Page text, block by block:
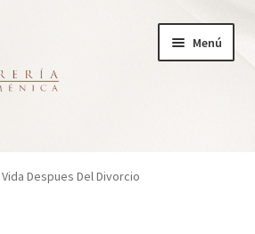
Menú
Vida Despues Del Divorcio